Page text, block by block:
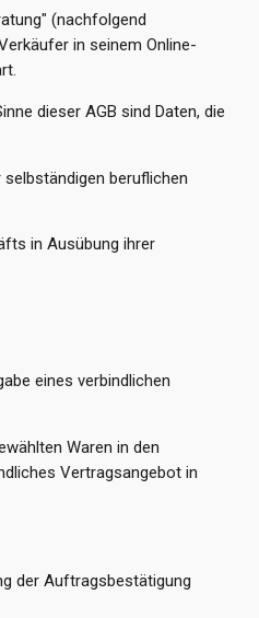
(nachfolgend
in seinem Online-
dieser AGB sind Daten, die
beruflichen
in Ausübung ihrer
eines verbindlichen
Waren in den
Vertragsangebot in
der Auftragsbestätigung